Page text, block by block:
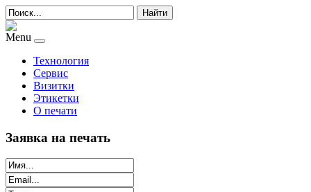
Найти
Menu
Технология
Сервис
Визитки
Этикетки
О печати
Заявка на печать